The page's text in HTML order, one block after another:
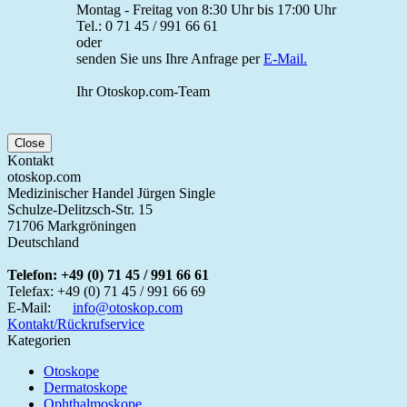
Montag - Freitag von 8:30 Uhr bis 17:00 Uhr
Tel.: 0 71 45 / 991 66 61
oder
senden Sie uns Ihre Anfrage perE-Mail.
Ihr Otoskop.com-Team
Close
Kontakt
otoskop.com
Medizinischer Handel Jürgen Single
Schulze-Delitzsch-Str. 15
71706 Markgröningen
Deutschland
Telefon: +49 (0) 71 45 / 991 66 61
Telefax: +49 (0) 71 45 / 991 66 69
E-Mail:
info@otoskop.com
Kontakt/Rückrufservice
Kategorien
Otoskope
Dermatoskope